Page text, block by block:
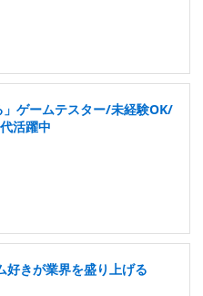
」ゲームテスター/未経験OK/
活躍中
好きが業界を盛り上げる